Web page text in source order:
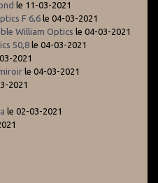
le 11-03-2021
F 6,6 le 04-03-2021
William Optics le 04-03-2021
50,8 le 04-03-2021
2021
le 04-03-2021
2021
le 02-03-2021